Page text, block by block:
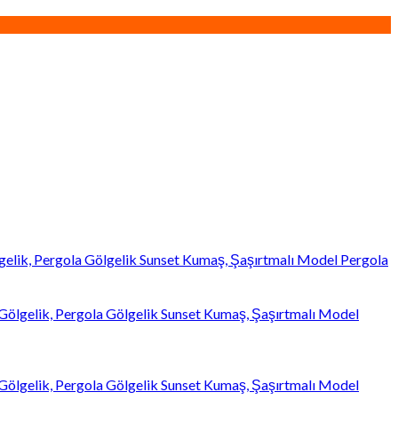
Pergola Gölgelik Sunset Kumaş, Şaşırtmalı Model Pergola
Pergola Gölgelik Sunset Kumaş, Şaşırtmalı Model
Pergola Gölgelik Sunset Kumaş, Şaşırtmalı Model